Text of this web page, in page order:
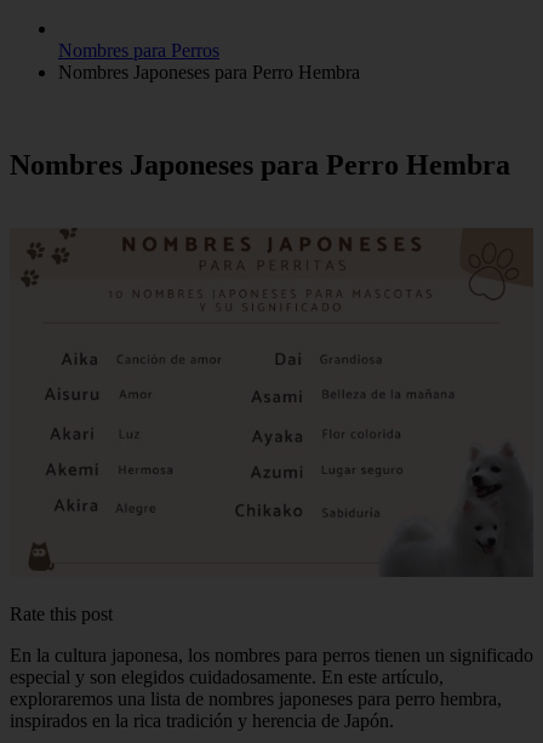
Nombres para Perros
Nombres Japoneses para Perro Hembra
Nombres Japoneses para Perro Hembra
Rate this post
En la cultura japonesa, los nombres para perros tienen un significado
especial y son elegidos cuidadosamente. En este artículo,
exploraremos una lista de nombres japoneses para perro hembra,
inspirados en la rica tradición y herencia de Japón.